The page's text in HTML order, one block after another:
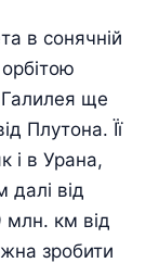
в сонячній
ще
Плутона. Її
і в Урана,
від
млн. км від
зробити